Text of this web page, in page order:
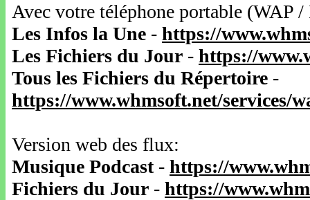
Avec votre téléphone portable
Les Infos la Une - https://
Les Fichiers du Jour - https://
Tous les Fichiers du Répertoire -
https://www.whmsoft.net/services/
Version web des flux:
Musique Podcast- https://
Fichiers du Jour - https://